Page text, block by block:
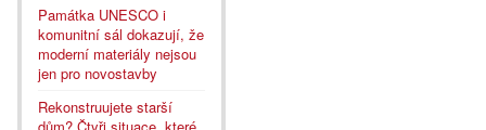
Památka UNESCO i
komunitní sál dokazují, že
moderní materiály nejsou
jen pro novostavby
Rekonstruujete starší